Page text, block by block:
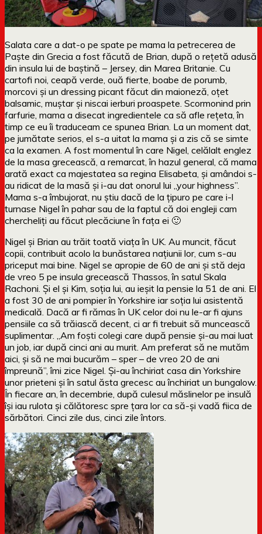
Salata care a dat-o pe spate pe mama la petrecerea de
Paște din Grecia a fost făcută de Brian, după o rețetă adusă
din insula lui de baștină – Jersey, din Marea Britanie. Cu
cartofi noi, ceapă verde, ouă fierte, boabe de porumb,
morcovi și un dressing picant făcut din maioneză, oțet
balsamic, muștar și niscai ierburi proaspete. Scormonind prin
farfurie, mama a disecat ingredientele ca să afle rețeta, în
timp ce eu îi traduceam ce spunea Brian. La un moment dat,
pe jumătate serios, el s-a uitat la mama și a zis că se simte
ca la examen. A fost momentul în care Nigel, celălalt englez
de la masa grecească, a remarcat, în hazul general, că mama
arată exact ca majestatea sa regina Elisabeta, și amândoi s-
au ridicat de la masă și i-au dat onorul lui „your highness”.
Mama s-a îmbujorat, nu știu dacă de la țipuro pe care i-l
turnase Nigel în pahar sau de la faptul că doi engleji cam
chercheliți au făcut plecăciune în fața ei 🙂
Nigel și Brian au trăit toată viața în UK. Au muncit, făcut
copii, contribuit acolo la bunăstarea națiunii lor, cum s-au
priceput mai bine. Nigel se apropie de 60 de ani și stă deja
de vreo 5 pe insula grecească Thassos, în satul Skala
Rachoni. Și el și Kim, soția lui, au ieșit la pensie la 51 de ani. El
a fost 30 de ani pompier în Yorkshire iar soția lui asistentă
medicală. Dacă ar fi rămas în UK celor doi nu le-ar fi ajuns
pensiile ca să trăiască decent, ci ar fi trebuit să muncească
suplimentar. „Am foști colegi care după pensie și-au mai luat
un job, iar după cinci ani au murit. Am preferat să ne mutăm
aici, și să ne mai bucurăm – sper – de vreo 20 de ani
împreună”, îmi zice Nigel. Și-au închiriat casa din Yorkshire
unor prieteni și în satul ăsta grecesc au închiriat un bungalow.
În fiecare an, în decembrie, după culesul măslinelor pe insulă
își iau rulota și călătoresc spre țara lor ca să-și vadă fiica de
sărbători. Cinci zile dus, cinci zile întors.